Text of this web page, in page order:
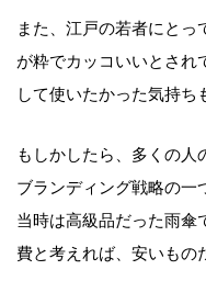
また、江戸の若者にとっ
が粋でカッコいいとされ
して使いたかった気持ち
もしかしたら、多くの人
ブランディング戦略の一
当時は高級品だった雨傘
費と考えれば、安いもの